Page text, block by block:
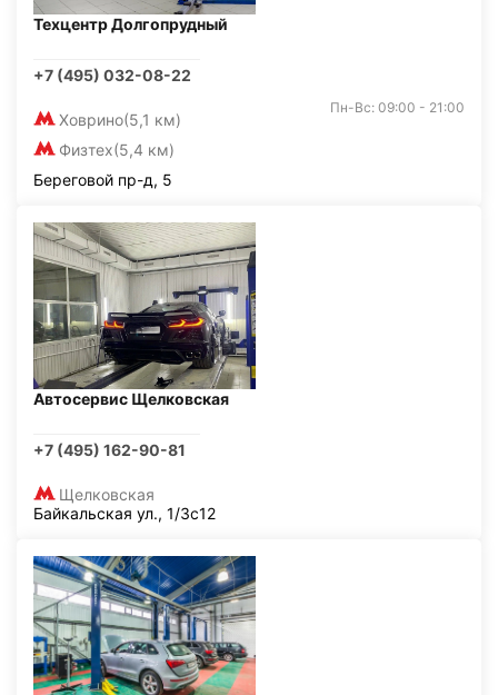
Техцентр Долгопрудный
+7 (495) 032-08-22
Ховрино(5,1 км)
Физтех(5,4 км)
Пн-Вс: 09:00 - 21:00
Береговой пр-д, 5
Автосервис Щелковская
+7 (495) 162-90-81
Щелковская
Байкальская ул., 1/3с12